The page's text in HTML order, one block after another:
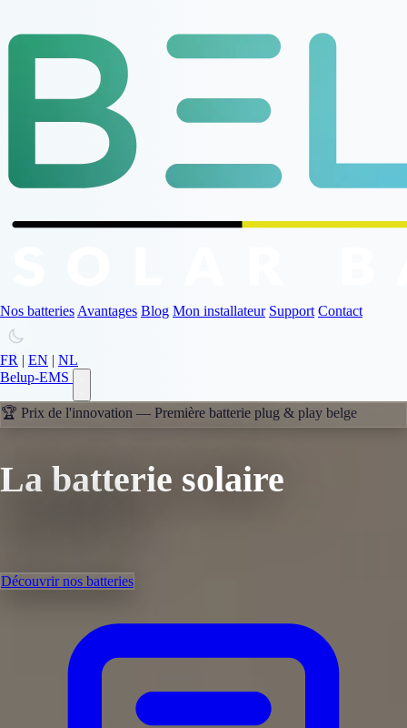
Nos batteries Avantages Blog Mon installateur Support Contact
FR | EN | NL
Belup-EMS
🏆 Prix de l'innovation — Première batterie plug & play belge
La batterie solaire
Découvrir nos batteries